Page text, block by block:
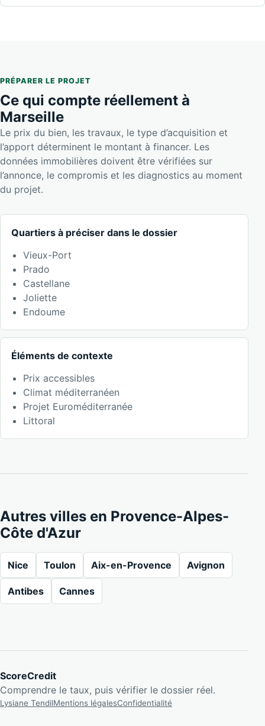
PRÉPARER LE PROJET
Ce qui compte réellement à
Marseille
Le prix du bien, les travaux, le type d’acquisition et
l’apport déterminent le montant à financer. Les
données immobilières doivent être vérifiées sur
l’annonce, le compromis et les diagnostics au moment
du projet.
Quartiers à préciser dans le dossier
Vieux-Port
Prado
Castellane
Joliette
Endoume
Éléments de contexte
Prix accessibles
Climat méditerranéen
Projet Euroméditerranée
Littoral
Autres villes en Provence-Alpes-
Côte d'Azur
Nice Toulon Aix-en-Provence Avignon
Antibes Cannes
ScoreCredit
Comprendre le taux, puis vérifier le dossier réel.
Lysiane TendilMentions légalesConfidentialité